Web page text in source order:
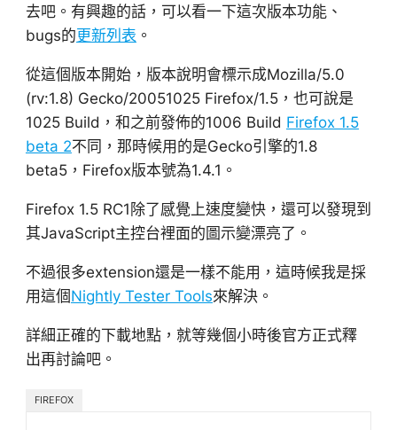
去吧。有興趣的話，可以看一下這次版本功能、
bugs的更新列表 。
從這個版本開始，版本說明會標示成Mozilla/5.0
(rv:1.8) Gecko/20051025 Firefox/1.5，也可說是
1025 Build，和之前發佈的1006 Build Firefox 1.5
beta 2不同，那時候用的是Gecko引擎的1.8
beta5，Firefox版本號為1.4.1。
Firefox 1.5 RC1除了感覺上速度變快，還可以發現到
其JavaScript主控台裡面的圖示變漂亮了。
不過很多extension還是一樣不能用，這時候我是採
用這個Nightly Tester Tools來解決。
詳細正確的下載地點，就等幾個小時後官方正式釋
出再討論吧。
FIREFOX